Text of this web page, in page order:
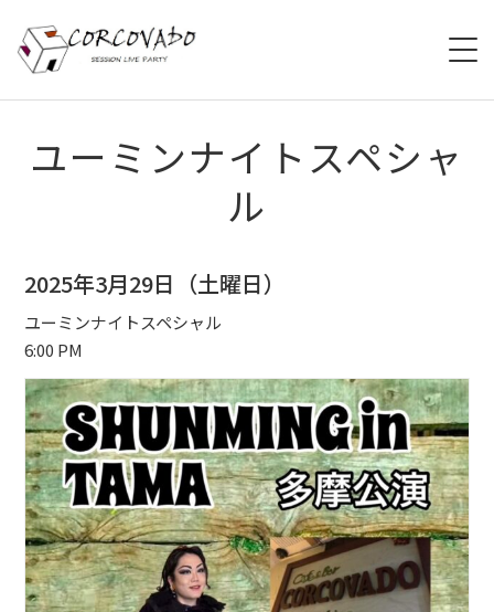
HOME
ABOUT
ACCESS
CONTACT
ブッキングライブ出演者募集！！
楽器機材等
ユーミンナイトスペシャ
ル
2025年3月29日（土曜日）
ユーミンナイトスペシャル
6:00 PM